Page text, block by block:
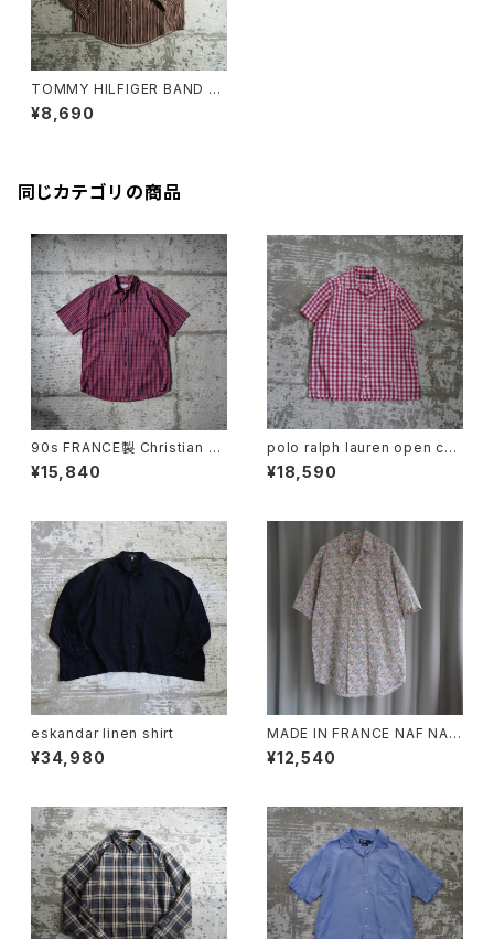
TOMMY HILFIGER BAND C
OLLAR STRIPE SHIRT
¥8,690
同じカテゴリの商品
90s FRANCE製 Christian Di
or Checkered S/S Shirt
¥15,840
polo ralph lauren open coll
ar gingham check shirt
¥18,590
eskandar linen shirt
¥34,980
MADE IN FRANCE NAF NAF
FLORAL PRINT SHIRT
¥12,540